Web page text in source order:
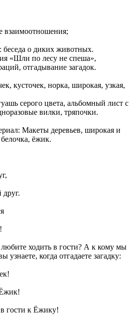
взаимоотношения;
беседа о диких животных.
«Шли по лесу не спеша»,
отгадывание загадок.
кусточек, норка, широкая, узкая,
серого цвета, альбомный лист с
вилки, тряпочки.
Макеты деревьев, широкая и
ёжик.
ходить в гости? А к кому мы
узнаете, когда отгадаете загадку:
гости к Ёжику!